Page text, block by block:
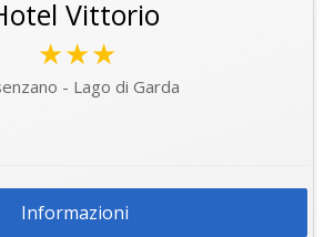
Vittorio
★★★
- Lago di Garda
Informazioni